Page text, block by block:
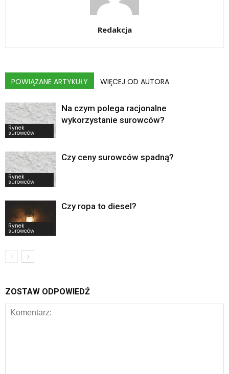
Redakcja
POWIĄZANE ARTYKUŁY WIĘCEJ OD AUTORA
Rynek
surowców
Na czym polega racjonalne
wykorzystanie surowców?
Rynek
surowców
Czy ceny surowców spadną?
Rynek
surowców
Czy ropa to diesel?
ZOSTAW ODPOWIEDŹ